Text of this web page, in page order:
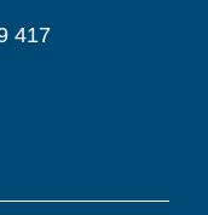
417